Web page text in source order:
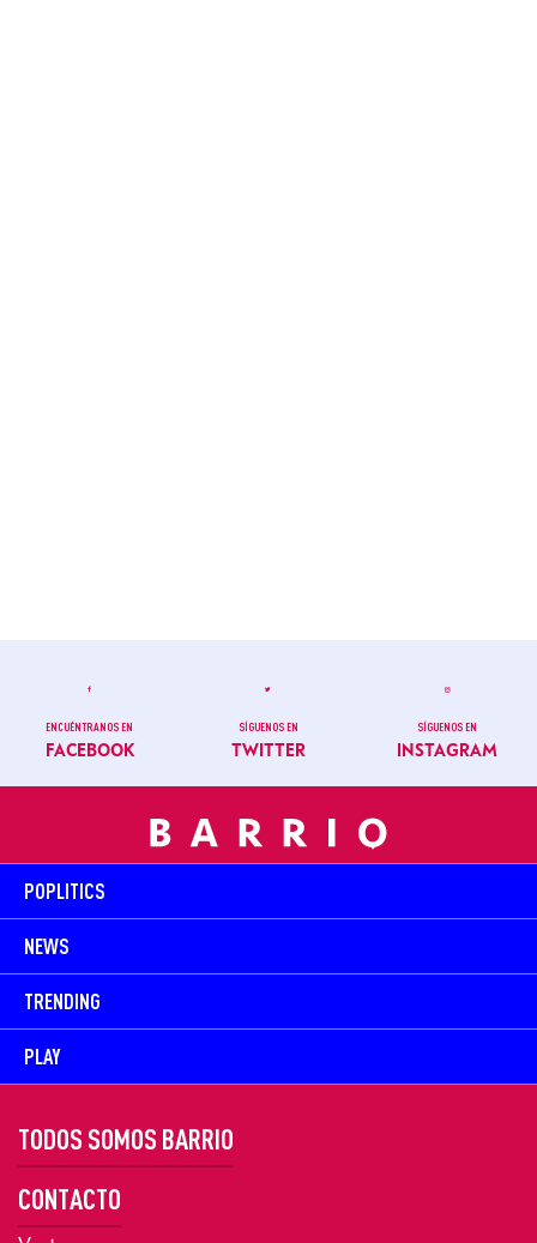
ENCUÉNTRANOS EN
FACEBOOK
SÍGUENOS EN
TWITTER
SÍGUENOS EN
INSTAGRAM
POPLITICS
NEWS
TRENDING
PLAY
TODOS SOMOS BARRIO
CONTACTO